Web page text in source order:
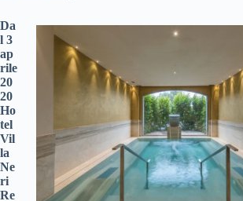
Da
l 3
ap
rile
20
20
Ho
tel
Vil
la
Ne
ri
Re